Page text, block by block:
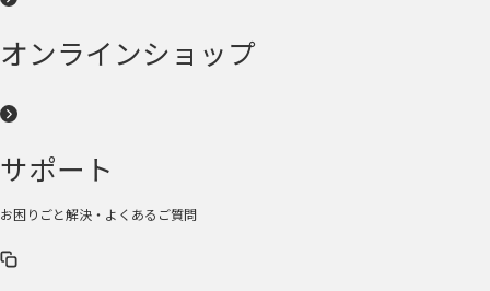
オンラインショップ
サポート
お困りごと解決・よくあるご質問